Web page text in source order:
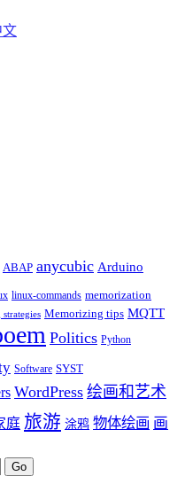
文
ABAP anycubic Arduino
linux-commands memorization
Memorizing tips MQTT
Politics Python
Software SYST
WordPress 绘画和艺术
庭 旅游 涂鸦 物体绘画 画